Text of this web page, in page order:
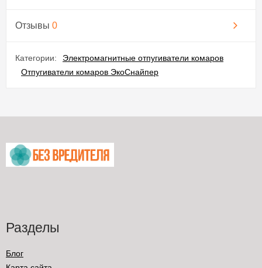
Отзывы 0
Категории:
Электромагнитные отпугиватели комаров
Отпугиватели комаров ЭкоСнайпер
Разделы
Блог